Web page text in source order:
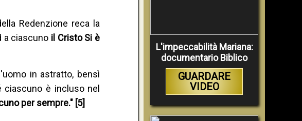
Redenzione reca la
a ciascuno il Cristo Si è
in astratto, bensì
ciascuno è incluso nel
per sempre." [5]
L'impeccabilità Mariana:
documentario Biblico
GUARDARE
VIDEO